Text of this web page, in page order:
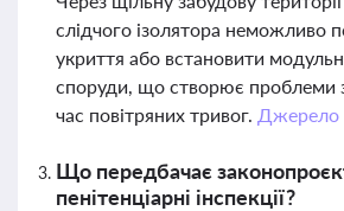
слідчого ізолятора неможливо
укриття або встановити
споруди, що створює проблеми
час повітряних тривог. Джерело
Що передбачає
пенітенціарні інспекції?